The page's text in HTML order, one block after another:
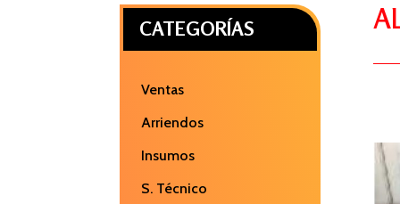
CATEGORÍAS
Ventas
Arriendos
Insumos
S. Técnico